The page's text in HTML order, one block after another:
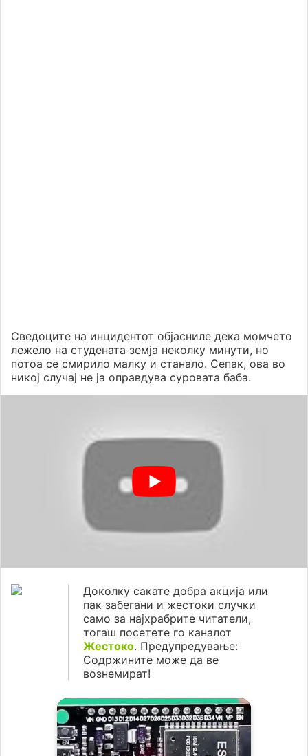
Сведоците на инцидентот објасниле дека момчето
лежело на студената земја неколку минути, но
потоа се смирило малку и станало. Сепак, ова во
никој случај не ја оправдува суровата баба.
Доколку сакате добра акција или
пак забегани и жестоки случки
само за најхрабрите читатели,
тогаш посетете го каналот
Жестоко. Предупредување:
Содржините може да ве
вознемират!